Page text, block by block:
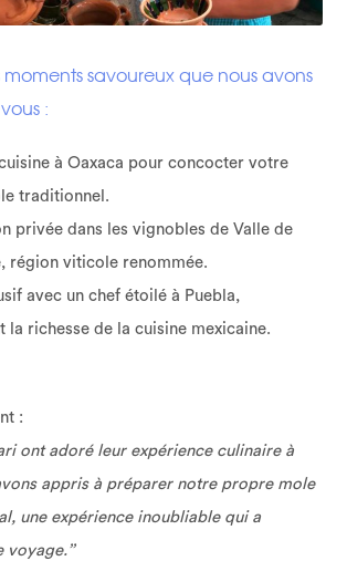
savoureux que nous avons
:
à Oaxaca pour concocter votre
traditionnel.
privée dans les vignobles de Valle de
région viticole renommée.
avec un chef étoilé à Puebla,
la richesse de la cuisine mexicaine.
:
ont adoré leur expérience culinaire à
appris à préparer notre propre mole
une expérience inoubliable qui a